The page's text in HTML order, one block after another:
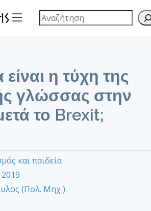
είναι η τύχη της
γλώσσας στην
το Brexit;
και παιδεία
(Πολ. Μηχ.)